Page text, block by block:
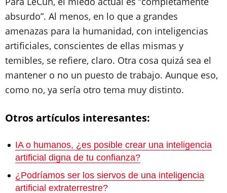
absurdo”. Al menos, en lo que a grandes
amenazas para la humanidad, con inteligencias
artificiales, conscientes de ellas mismas y
temibles, se refiere, claro. Otra cosa quizá sea el
mantener o no un puesto de trabajo. Aunque eso,
como no, ya sería otro tema muy distinto.
Otros artículos interesantes:
IA o humanos, ¿es posible crear una inteligencia
artificial digna de tu confianza?
¿Podríamos ser los siervos de una inteligencia
artificial extraterrestre?